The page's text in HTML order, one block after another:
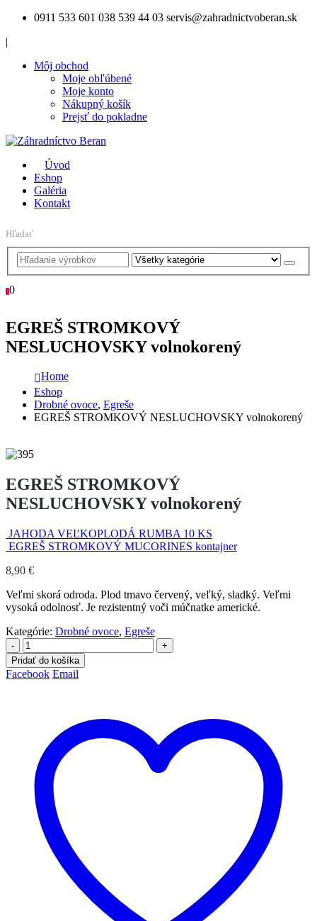
0911 533 601 038 539 44 03 servis@zahradnictvoberan.sk
|
Môj obchod
Moje obľúbené
Moje konto
Nákupný košík
Prejsť do pokladne
Úvod
Eshop
Galéria
Kontakt
Hľadať
00
EGREŠ STROMKOVÝ
NESLUCHOVSKY volnokorený
Home
Eshop
Drobné ovoce, Egreše
EGREŠ STROMKOVÝ NESLUCHOVSKY volnokorený
EGREŠ STROMKOVÝ
NESLUCHOVSKY volnokorený
JAHODA VEĽKOPLODÁ RUMBA 10 KS
EGREŠ STROMKOVÝ MUCORINES kontajner
8,90 €
Veľmi skorá odroda. Plod tmavo červený, veľký, sladký. Veľmi
vysoká odolnosť. Je rezistentný voči múčnatke americké.
Kategórie: Drobné ovoce, Egreše
-
+
Pridať do košíka
Facebook Email